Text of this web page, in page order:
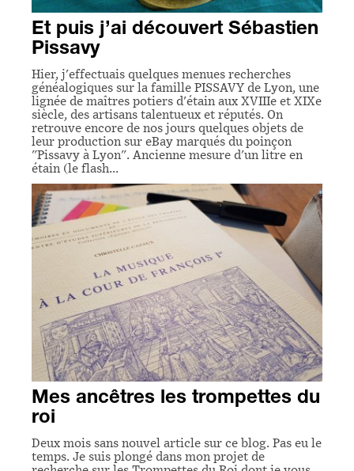
Et puis j’ai découvert Sébastien
Pissavy
Hier, j'effectuais quelques menues recherches
généalogiques sur la famille PISSAVY de Lyon, une
lignée de maîtres potiers d'étain aux XVIIIe et XIXe
siècle, des artisans talentueux et réputés. On
retrouve encore de nos jours quelques objets de
leur production sur eBay marqués du poinçon
"Pissavy à Lyon". Ancienne mesure d'un litre en
étain (le flash…
Mes ancêtres les trompettes du
roi
Deux mois sans nouvel article sur ce blog. Pas eu le
temps. Je suis plongé dans mon projet de